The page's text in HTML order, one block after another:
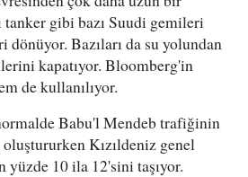
tanker gibi bazı Suudi gemileri
Bazıları da su yolundan
kapatıyor. Bloomberg'in
de kullanılıyor.
Babu'l Mendeb trafiğinin
oluştururken Kızıldeniz genel
10 ila 12'sini taşıyor.